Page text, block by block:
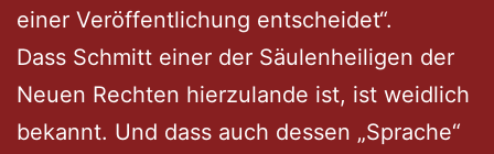
einer Veröffentlichung entscheidet“.
Dass Schmitt einer der Säulenheiligen der
Neuen Rechten hierzulande ist, ist weidlich
bekannt. Und dass auch dessen „Sprache“